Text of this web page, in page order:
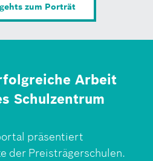
zum Porträt
Arbeit
Schulzentrum
präsentiert
der Preisträgerschulen.